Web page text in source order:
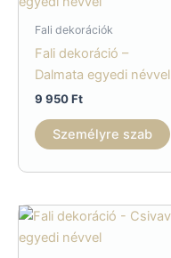
Fali dekorációk
Fali dekoráció –
Dalmata egyedi névvel
9 950Ft
Személyre szab